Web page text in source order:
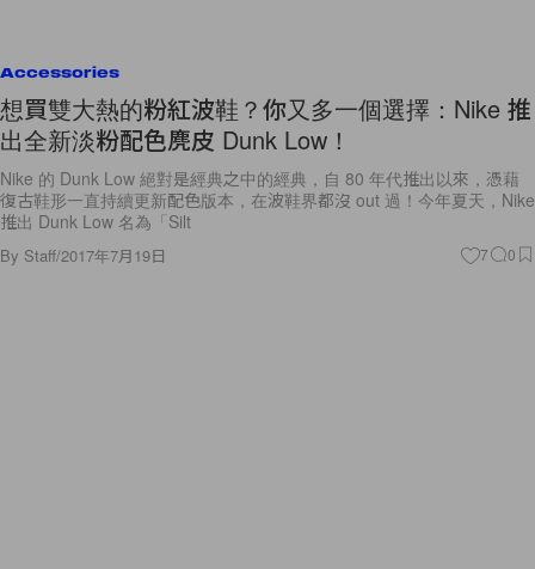
Accessories
想買雙大熱的粉紅波鞋？你又多一個選擇：Nike 推
出全新淡粉配色麂皮 Dunk Low！
Nike 的 Dunk Low 絕對是經典之中的經典，自 80 年代推出以來，憑藉
復古鞋形一直持續更新配色版本，在波鞋界都沒 out 過！今年夏天，Nike
推出 Dunk Low 名為「Silt
By Staff/2017年7月19日 7 0